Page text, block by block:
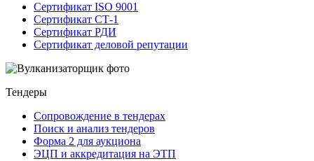
Сертификат ISO 9001
Сертификат СТ-1
Сертификат РДИ
Сертификат деловой репутации
Тендеры
Сопровождение в тендерах
Поиск и анализ тендеров
Форма 2 для аукциона
ЭЦП и аккредитация на ЭТП